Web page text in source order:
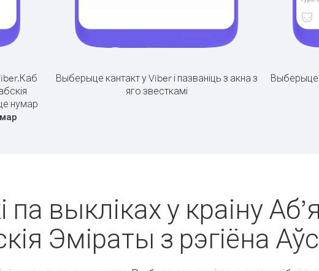
Каб
нумар
Выберыце кантакт у Viber і пазваніць з акна з
яго звесткамі
Выберыце
па выкліках у краіну
Эміраты з рэгіёна